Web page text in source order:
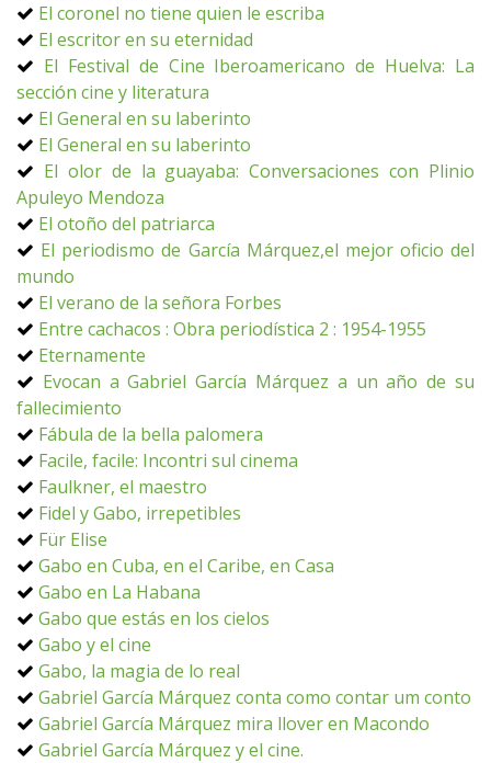
El coronel no tiene quien le escriba
El escritor en su eternidad
El Festival de Cine Iberoamericano de Huelva: La
sección cine y literatura
El General en su laberinto
El General en su laberinto
El olor de la guayaba: Conversaciones con Plinio
Apuleyo Mendoza
El otoño del patriarca
El periodismo de García Márquez,el mejor oficio del
mundo
El verano de la señora Forbes
Entre cachacos : Obra periodística 2 : 1954-1955
Eternamente
Evocan a Gabriel García Márquez a un año de su
fallecimiento
Fábula de la bella palomera
Facile, facile: Incontri sul cinema
Faulkner, el maestro
Fidel y Gabo, irrepetibles
Für Elise
Gabo en Cuba, en el Caribe, en Casa
Gabo en La Habana
Gabo que estás en los cielos
Gabo y el cine
Gabo, la magia de lo real
Gabriel García Márquez conta como contar um conto
Gabriel García Márquez mira llover en Macondo
Gabriel García Márquez y el cine.